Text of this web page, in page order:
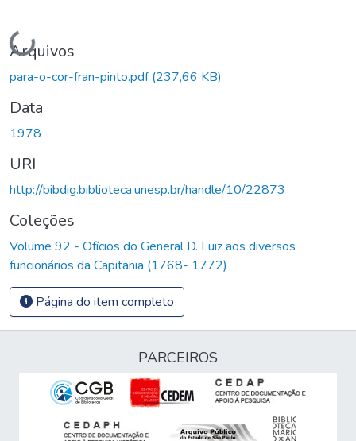
Carregando...
Arquivos
para-o-cor-fran-pinto.pdf(237,66 KB)
Data
1978
URI
http://bibdig.biblioteca.unesp.br/handle/10/22873
Coleções
Volume 92 - Ofícios do General D. Luiz aos diversos
funcionários da Capitania (1768- 1772)
Página do item completo
PARCEIROS